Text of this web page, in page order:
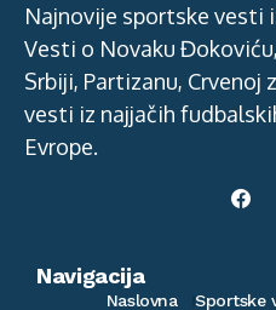
Najnovije sportske vesti
Vesti o Novaku
Srbiji, Partizanu, Crvenoj
vesti iz najjačih
Evrope.
Navigacija
Naslovna Sportske